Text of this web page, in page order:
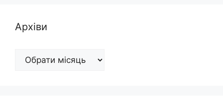
Архіви
Архіви